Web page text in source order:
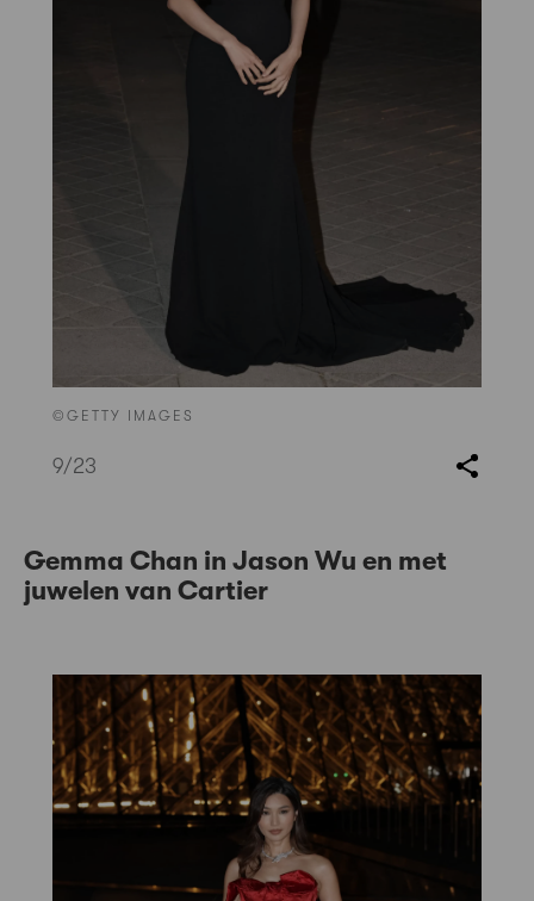
©GETTY IMAGES
9/23
Gemma Chan in Jason Wu en met
juwelen van Cartier